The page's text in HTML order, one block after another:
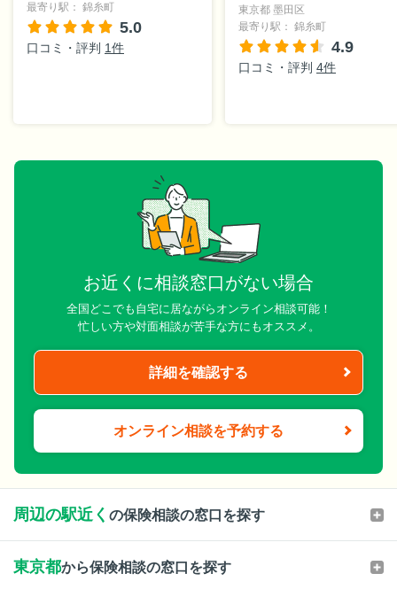
最寄り駅： 錦糸町
5.0
口コミ・評判 1件
東京都 墨田区
最寄り駅： 錦糸町
4.9
口コミ・評判 4件
お近くに相談窓口がない場合
全国どこでも自宅に居ながらオンライン相談可能！
忙しい方や対面相談が苦手な方にもオススメ。
詳細を確認する
オンライン相談を予約する
周辺の駅近く の保険相談の窓口を探す
東京都から保険相談の窓口を探す